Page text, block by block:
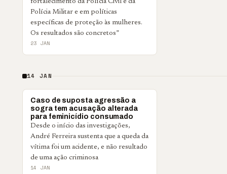
fortalecimento da Polícia Civil e da
Polícia Militar e em políticas
específicas de proteção às mulheres.
Os resultados são concretos”
23 JAN
14 JAN
PONTA GROSSA
▶
Caso de suposta agressão a
sogra tem acusação alterada
para feminicídio consumado
Desde o início das investigações,
André Ferreira sustenta que a queda da
vítima foi um acidente, e não resultado
de uma ação criminosa
14 JAN